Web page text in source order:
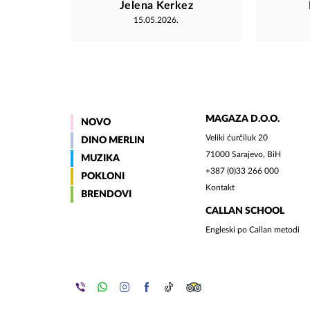
Jelena Kerkez
15.05.2026.
NOVO
DINO MERLIN
MUZIKA
POKLONI
BRENDOVI
MAGAZA D.O.O.
Veliki ćurčiluk 20
71000 Sarajevo, BiH
+387 (0)33 266 000
Kontakt
CALLAN SCHOOL
Engleski po Callan metodi